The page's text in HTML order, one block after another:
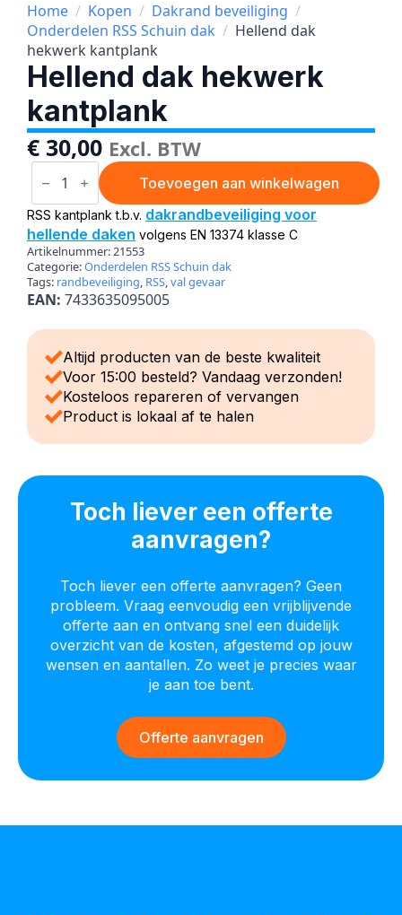
Home Kopen
Dakrand beveiliging
Onderdelen RSS Schuin dak
Hellend dak
hekwerk kantplank
Hellend dak hekwerk
kantplank
€ 30,00 Excl. BTW
Hellend
dak
kantplank
aantal
Toevoegen aan winkelwagen
RSS kantplank t.b.v. dakrandbeveiliging voor
hellende daken volgens EN 13374 klasse C
Artikelnummer:21553
Categorie:Onderdelen RSS Schuin dak
Tags: randbeveiliging, RSS,val gevaar
EAN: 7433635095005
Altijd producten van de beste kwaliteit
Voor 15:00 besteld? Vandaag verzonden!
Kosteloos repareren of vervangen
Product is lokaal af te halen
Toch liever een offerte
aanvragen?
Toch liever een offerte aanvragen? Geen
probleem. Vraag eenvoudig een vrijblijvende
offerte aan en ontvang snel een duidelijk
overzicht van de kosten, afgestemd op jouw
wensen en aantallen. Zo weet je precies waar
je aan toe bent.
Offerte aanvragen